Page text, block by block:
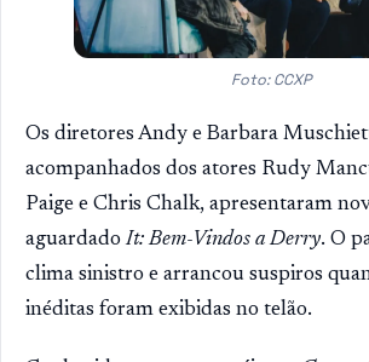
Foto: CCXP
Os diretores Andy e Barbara
acompanhados dos atores Rudy
Paige e Chris Chalk, apresentaram
aguardadoIt: Bem-Vindos a Derry. O
clima sinistro e arrancou suspiros
inéditas foram exibidas no telão.